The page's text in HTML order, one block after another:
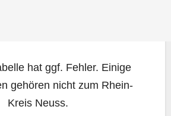
hat ggf. Feh­ler. Eini­ge
gehö­ren nicht zum Rhein-
Kreis Neuss.